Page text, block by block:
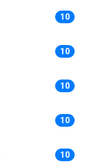
10
10
10
10
10